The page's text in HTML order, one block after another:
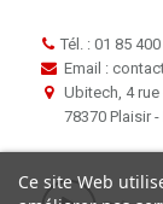
Tél. : 01 85
Email :
Ubitech, 4
78370 Plaisir
Ce site Web